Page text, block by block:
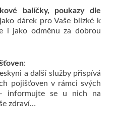
balíčky, poukazy dle
dárek pro Vaše blízké k
i jako odměnu za dobrou
:
a další služby přispívá
pojišťoven v rámci svých
informujte se u nich na
zdraví…